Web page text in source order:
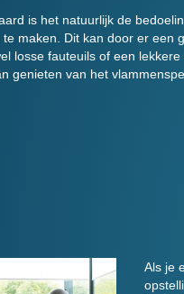
is het natuurlijk de
maken. Dit kan door er een
losse fauteuils of een lekkere
genieten van het
Als je